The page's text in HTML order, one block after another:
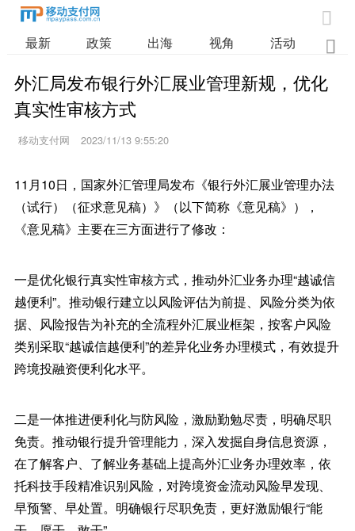

最新 政策 出海 视角 活动 业

外汇局发布银行外汇展业管理新规，优化
真实性审核方式
移动支付网 2023/11/13 9:55:20
11月10日，国家外汇管理局发布《银行外汇展业管理办法
（试行）（征求意见稿）》（以下简称《意见稿》），
《意见稿》主要在三方面进行了修改：
一是优化银行真实性审核方式，推动外汇业务办理“越诚信
越便利”。推动银行建立以风险评估为前提、风险分类为依
据、风险报告为补充的全流程外汇展业框架，按客户风险
类别采取“越诚信越便利”的差异化业务办理模式，有效提升
跨境投融资便利化水平。
二是一体推进便利化与防风险，激励勤勉尽责，明确尽职
免责。推动银行提升管理能力，深入发掘自身信息资源，
在了解客户、了解业务基础上提高外汇业务办理效率，依
托科技手段精准识别风险，对跨境资金流动风险早发现、
早预警、早处置。明确银行尽职免责，更好激励银行“能